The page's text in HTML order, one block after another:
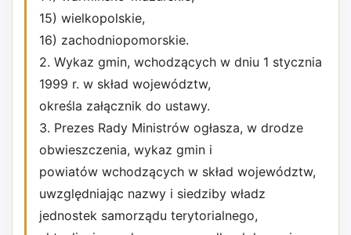
15) wielkopolskie,
16) zachodniopomorskie.
2. Wykaz gmin, wchodzących w dniu 1 stycznia
1999 r. w skład województw,
określa załącznik do ustawy.
3. Prezes Rady Ministrów ogłasza, w drodze
obwieszczenia, wykaz gmin i
powiatów wchodzących w skład województw,
uwzględniając nazwy i siedziby władz
jednostek samorządu terytorialnego,